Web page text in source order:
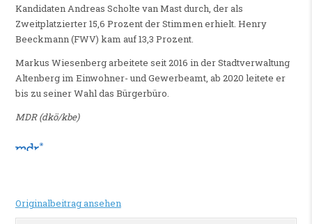
Kandidaten Andreas Scholte van Mast durch, der als
Zweitplatzierter 15,6 Prozent der Stimmen erhielt. Henry
Beeckmann (FWV) kam auf 13,3 Prozent.
Markus Wiesenberg arbeitete seit 2016 in der Stadtverwaltung
Altenberg im Einwohner- und Gewerbeamt, ab 2020 leitete er
bis zu seiner Wahl das Bürgerbüro.
MDR (dkö/kbe)
Originalbeitrag ansehen